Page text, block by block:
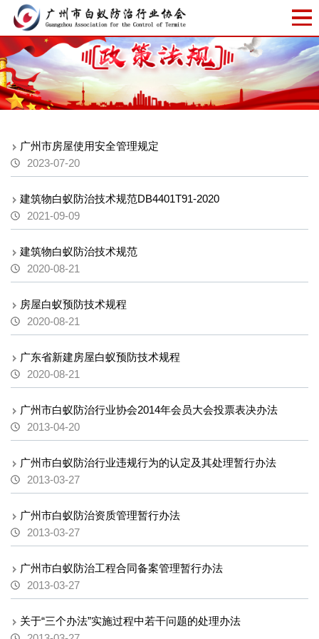
广州市房屋使用安全管理规定
2023-07-20
建筑物白蚁防治技术规范DB4401T91-2020
2021-09-09
建筑物白蚁防治技术规范
2020-08-21
房屋白蚁预防技术规程
2020-08-21
广东省新建房屋白蚁预防技术规程
2020-08-21
广州市白蚁防治行业协会2014年会员大会投票表决办法
2013-04-20
广州市白蚁防治行业违规行为的认定及其处理暂行办法
2013-03-27
广州市白蚁防治资质管理暂行办法
2013-03-27
广州市白蚁防治工程合同备案管理暂行办法
2013-03-27
关于“三个办法”实施过程中若干问题的处理办法